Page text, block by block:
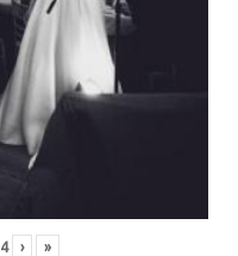
4 › »